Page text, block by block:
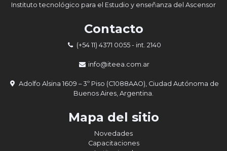
Instituto tecnológico para el Estudio y enseñanza del Ascensor
Contacto
(+54 11) 4371 0055- int. 2140
info@iteea.com.ar
Adolfo Alsina 1609 – 3º Piso (C1088AAO), Ciudad Autónoma de
Buenos Aires, Argentina.
Mapa del sitio
Novedades
Capacitaciones